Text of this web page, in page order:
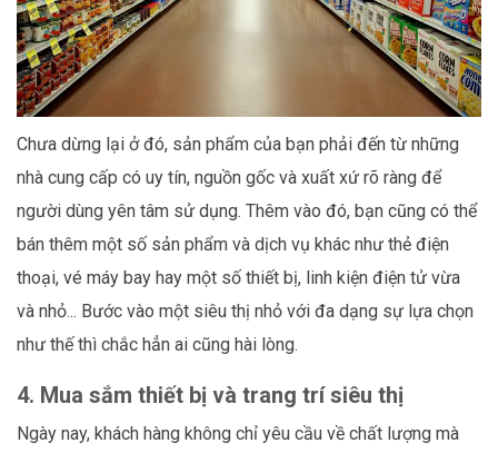
Chưa dừng lại ở đó, sản phẩm của bạn phải đến từ những
nhà cung cấp có uy tín, nguồn gốc và xuất xứ rõ ràng để
người dùng yên tâm sử dụng. Thêm vào đó, bạn cũng có thể
bán thêm một số sản phẩm và dịch vụ khác như thẻ điện
thoại, vé máy bay hay một số thiết bị, linh kiện điện tử vừa
và nhỏ... Bước vào một siêu thị nhỏ với đa dạng sự lựa chọn
như thế thì chắc hẳn ai cũng hài lòng.
4. Mua sắm thiết bị và trang trí siêu thị
Ngày nay, khách hàng không chỉ yêu cầu về chất lượng mà